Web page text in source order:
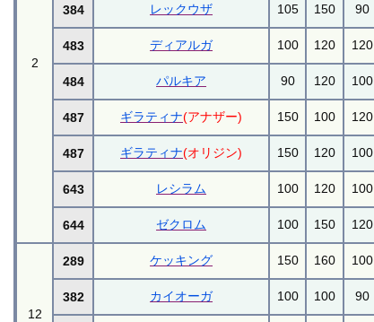
2
384 レックウザ 105 150 90
483 ディアルガ 100 120 120
484 パルキア 90 120 100
487 ギラティナ(アナザー) 150 100 120
487 ギラティナ(オリジン) 150 120 100
643 レシラム 100 120 100
644 ゼクロム 100 150 120
12
289 ケッキング 150 160 100
382 カイオーガ 100 100 90